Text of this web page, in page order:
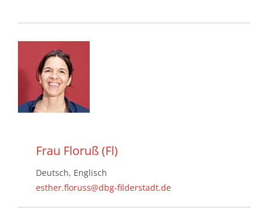
Frau Floruß (Fl)
Deutsch, Englisch
esther.floruss@dbg-filderstadt.de